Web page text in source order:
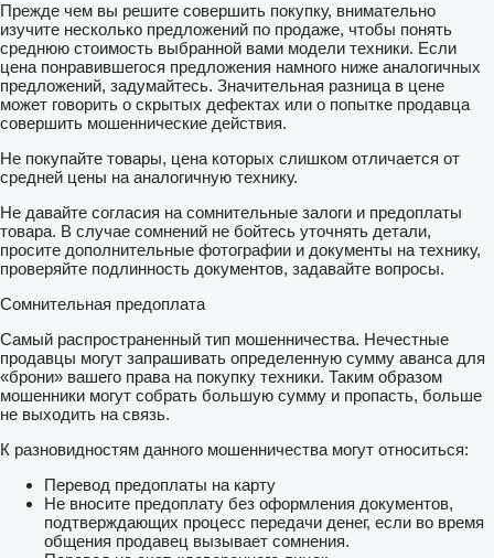
Прежде чем вы решите совершить покупку, внимательно
изучите несколько предложений по продаже, чтобы понять
среднюю стоимость выбранной вами модели техники. Если
цена понравившегося предложения намного ниже аналогичных
предложений, задумайтесь. Значительная разница в цене
может говорить о скрытых дефектах или о попытке продавца
совершить мошеннические действия.
Не покупайте товары, цена которых слишком отличается от
средней цены на аналогичную технику.
Не давайте согласия на сомнительные залоги и предоплаты
товара. В случае сомнений не бойтесь уточнять детали,
просите дополнительные фотографии и документы на технику,
проверяйте подлинность документов, задавайте вопросы.
Сомнительная предоплата
Самый распространенный тип мошенничества. Нечестные
продавцы могут запрашивать определенную сумму аванса для
«брони» вашего права на покупку техники. Таким образом
мошенники могут собрать большую сумму и пропасть, больше
не выходить на связь.
К разновидностям данного мошенничества могут относиться:
Перевод предоплаты на карту
Не вносите предоплату без оформления документов,
подтверждающих процесс передачи денег, если во время
общения продавец вызывает сомнения.